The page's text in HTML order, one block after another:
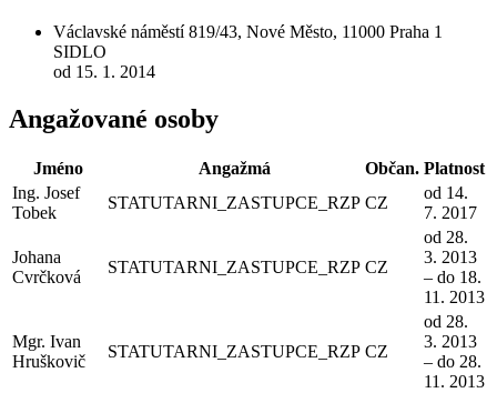
Václavské náměstí 819/43, Nové Město, 11000 Praha 1
SIDLO
od 15. 1. 2014
Angažované osoby
Jméno Angažmá Občan. Platnost
Ing. Josef
Tobek
STATUTARNI_ZASTUPCE_RZP CZ
od 14.
7. 2017
Johana
Cvrčková
STATUTARNI_ZASTUPCE_RZP CZ
od 28.
3. 2013
– do 18.
11. 2013
Mgr. Ivan
Hruškovič
STATUTARNI_ZASTUPCE_RZP CZ
od 28.
3. 2013
– do 28.
11. 2013